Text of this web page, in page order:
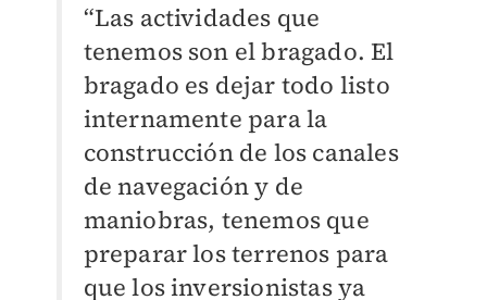
“Las actividades que
tenemos son el bragado. El
bragado es dejar todo listo
internamente para la
construcción de los canales
de navegación y de
maniobras, tenemos que
preparar los terrenos para
que los inversionistas ya